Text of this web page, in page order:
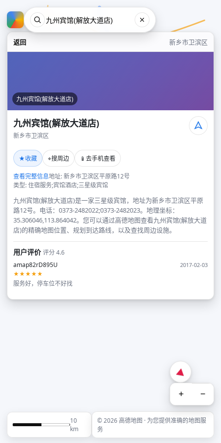
返回 新乡市卫滨区
九州宾馆(解放大道店)
九州宾馆(解放大道店)
新乡市卫滨区
★收藏 ⌖搜周边 📱 去手机查看
查看完整信息地址: 新乡市卫滨区平原路12号
类型: 住宿服务;宾馆酒店;三星级宾馆
九州宾馆(解放大道店)是一家三星级宾馆，地址为新乡市卫滨区平原
路12号。电话：0373-2482022;0373-2482023。地理坐标：
35.306046,113.864042。您可以通过高德地图查看九州宾馆(解放大道
店)的精确地图位置、规划到达路线，以及查找周边设施。
用户评价评分 4.6
amap82rD895U
2017-02-03
★★★★★
服务好，停车位不好找
+ −
10
km
© 2026 高德地图 · 为您提供准确的地图服
务